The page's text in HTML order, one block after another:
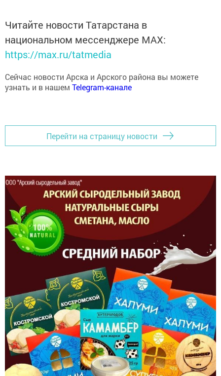
Читайте новости Татарстана в
национальном мессенджере MАХ:
https://max.ru/tatmedia
Сейчас новости Арска и Арского района вы можете
узнать и в нашем Telegram-канале
Перейти на страницу новости